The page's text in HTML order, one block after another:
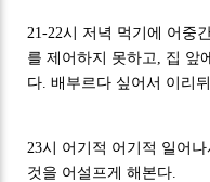
21-22시 저녁 먹기에 어중
를 제어하지 못하고, 집 앞
다. 배부르다 싶어서 이리
23시 어기적 어기적 일어
것을 어설프게 해본다.